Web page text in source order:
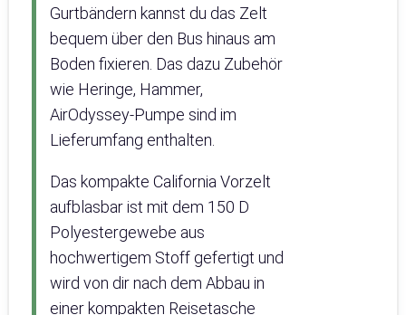
Gurtbändern kannst du das Zelt
bequem über den Bus hinaus am
Boden fixieren. Das dazu Zubehör
wie Heringe, Hammer,
AirOdyssey-Pumpe sind im
Lieferumfang enthalten.
Das kompakte California Vorzelt
aufblasbar ist mit dem 150 D
Polyestergewebe aus
hochwertigem Stoff gefertigt und
wird von dir nach dem Abbau in
einer kompakten Reisetasche